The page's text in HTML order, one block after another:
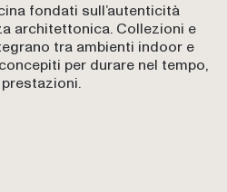
fondati sull’autenticità
architettonica. Collezioni e
tra ambienti indoor e
per durare nel tempo,